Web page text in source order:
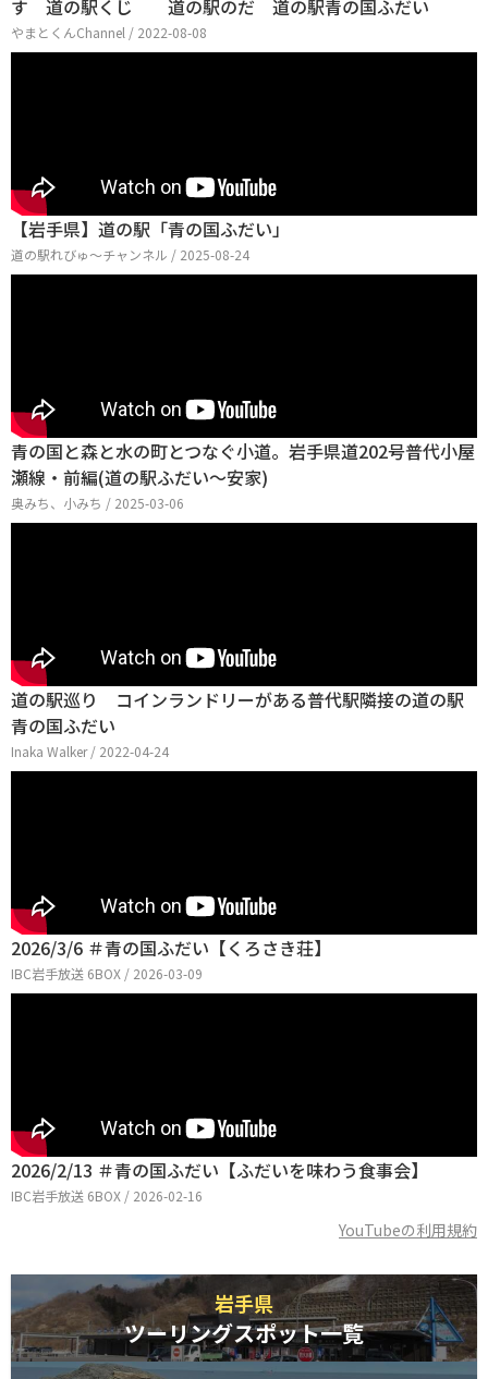
す 道の駅くじ 道の駅のだ 道の駅青の国ふだい
やまとくんChannel / 2022-08-08
【岩手県】道の駅「青の国ふだい」
道の駅れびゅ〜チャンネル / 2025-08-24
青の国と森と水の町とつなぐ小道。岩手県道202号普代小屋
瀬線・前編(道の駅ふだい～安家)
奥みち、小みち / 2025-03-06
道の駅巡り コインランドリーがある普代駅隣接の道の駅
青の国ふだい
Inaka Walker / 2022-04-24
2026/3/6 ＃青の国ふだい【くろさき荘】
IBC岩手放送 6BOX / 2026-03-09
2026/2/13 ＃青の国ふだい【ふだいを味わう食事会】
IBC岩手放送 6BOX / 2026-02-16
YouTubeの利用規約
岩手県
ツーリングスポット一覧